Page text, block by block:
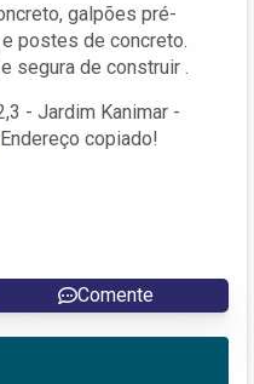
galpões pré-
postes de concreto.
segura de construir .
- Jardim Kanimar -
Endereço copiado!
Comente